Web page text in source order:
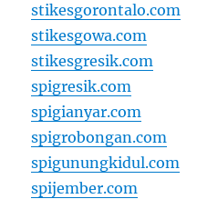
stikesgorontalo.com
stikesgowa.com
stikesgresik.com
spigresik.com
spigianyar.com
spigrobongan.com
spigunungkidul.com
spijember.com